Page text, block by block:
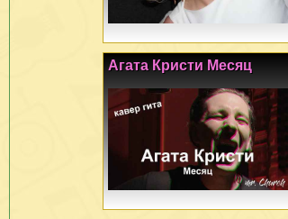
Агата Кристи Месяц